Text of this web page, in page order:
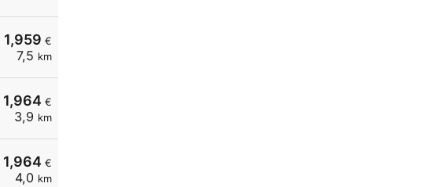
1,959 €
7,5 km
1,964 €
3,9 km
1,964 €
4,0 km